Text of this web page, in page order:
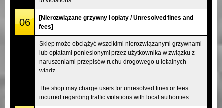
06
[Nierozwiązane grzywny i opłaty / Unresolved fines and
fees]
Sklep może obciążyć wszelkimi nierozwiązanymi grzywnami
lub opłatami poniesionymi przez użytkownika w związku z
naruszeniami przepisów ruchu drogowego u lokalnych
władz.
The shop may charge users for unresolved fines or fees
incurred regarding traffic violations with local authorities.